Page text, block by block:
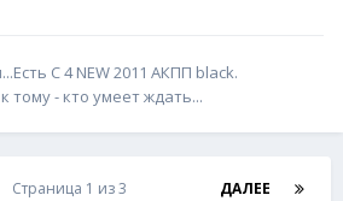
С 4 NEW 2011 АКПП black.
тому - кто умеет ждать...
ДАЛЕЕ
Страница 1 из 3